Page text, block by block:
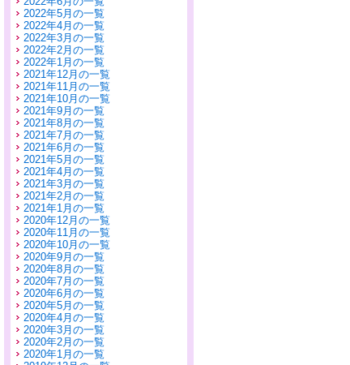
2022年5月の一覧
2022年4月の一覧
2022年3月の一覧
2022年2月の一覧
2022年1月の一覧
2021年12月の一覧
2021年11月の一覧
2021年10月の一覧
2021年9月の一覧
2021年8月の一覧
2021年7月の一覧
2021年6月の一覧
2021年5月の一覧
2021年4月の一覧
2021年3月の一覧
2021年2月の一覧
2021年1月の一覧
2020年12月の一覧
2020年11月の一覧
2020年10月の一覧
2020年9月の一覧
2020年8月の一覧
2020年7月の一覧
2020年6月の一覧
2020年5月の一覧
2020年4月の一覧
2020年3月の一覧
2020年2月の一覧
2020年1月の一覧